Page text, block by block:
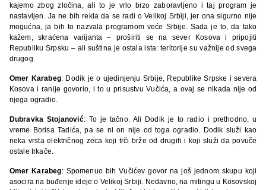
kajemo zbog zločina, ali to je vrlo brzo zaboravljeno i taj program je
nastavljen. Ja ne bih rekla da se radi o Velikoj Srbiji, jer ona sigurno nije
mogućna, ja bih to nazvala programom veće Srbije. Sada je to, da tako
kažem, skraćena varijanta – proširiti se na sever Kosova i pripojiti
Republiku Srpsku – ali suština je ostala ista: teritorije su važnije od svega
drugog.
Omer Karabeg: Dodik je o ujedinjenju Srbije, Republike Srpske i severa
Kosova i ranije govorio, i to u prisustvu Vučića, a ovaj se nikada nije od
njega ogradio.
Dubravka Stojanović: To je tačno. Ali Dodik je to radio i prethodno, u
vreme Borisa Tadića, pa se ni on nije od toga ogradio. Dodik služi kao
neka vrsta električnog zeca koji trči brže od drugih i koji služi da povuče
ostale trkače.
Omer Karabeg: Spomenuo bih Vučićev govor na još jednom skupu koji
asocira na buđenje ideje o Velikoj Srbiji. Nedavno, na mitingu u Kosovskoj